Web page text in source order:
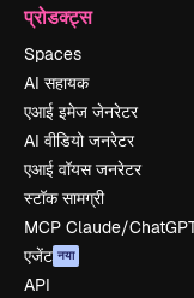
प्रोडक्ट्स
Spaces
AI सहायक
एआई इमेज जेनरेटर
AI वीडियो जनरेटर
एआई वॉयस जनरेटर
स्टॉक सामग्री
MCP Claude/
एजेंट नया
API